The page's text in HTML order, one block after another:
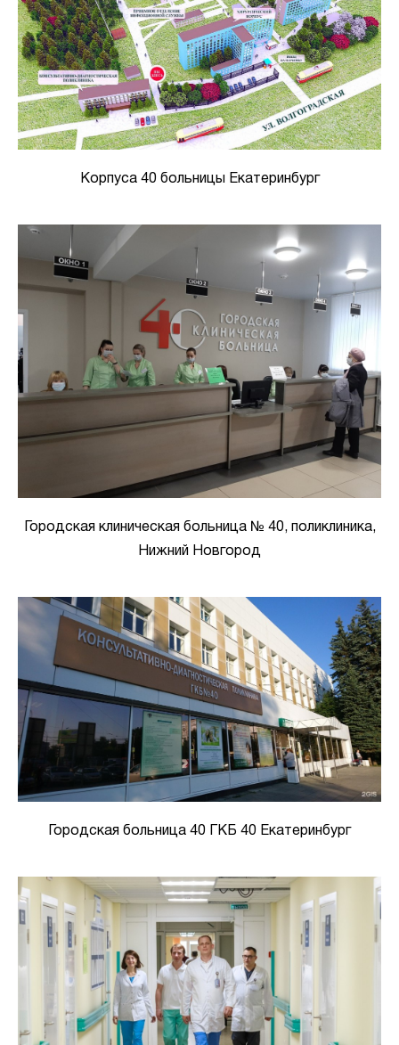
Корпуса 40 больницы Екатеринбург
Городская клиническая больница № 40, поликлиника,
Нижний Новгород
Городская больница 40 ГКБ 40 Екатеринбург